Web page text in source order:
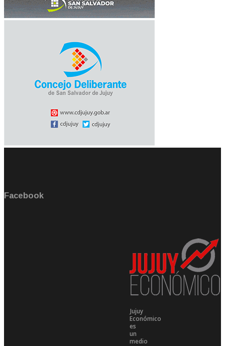
Facebook
Jujuy
Económico
es
un
medio